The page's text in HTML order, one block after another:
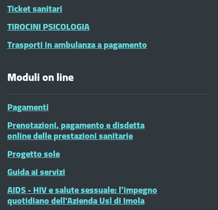
Ticket sanitari
TIROCINI PSICOLOGIA
Trasporti in ambulanza a pagamento
Moduli on line
Pagamenti
Prenotazioni, pagamento e disdetta
online delle prestazioni sanitarie
Progetto sole
Guida ai servizi
AIDS - HIV e salute sessuale: l’impegno
quotidiano dell'Azienda Usl di Imola